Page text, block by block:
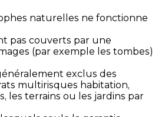
naturelles ne fonctionne
pas couverts par une
(par exemple les tombes)
exclus des
multirisques habitation,
les terrains ou les jardins par